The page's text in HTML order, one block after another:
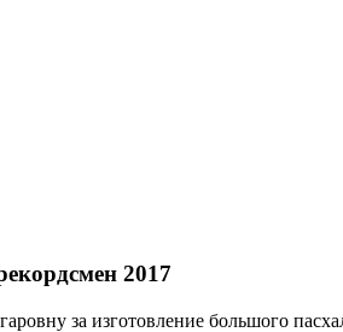
2017
за изготовление большого